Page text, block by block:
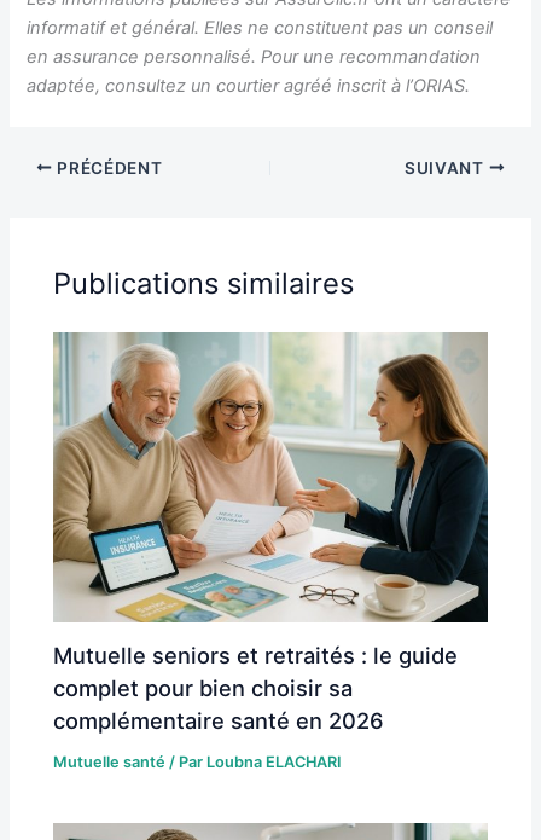
informatif et général. Elles ne constituent pas un conseil
en assurance personnalisé. Pour une recommandation
adaptée, consultez un courtier agréé inscrit à l’ORIAS.
PRÉCÉDENT SUIVANT
Publications similaires
Mutuelle seniors et retraités : le guide
complet pour bien choisir sa
complémentaire santé en 2026
Mutuelle santé / Par Loubna ELACHARI